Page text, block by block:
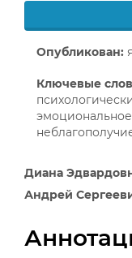
Опубликован:
Ключевые
статьи
Диана
Андрей